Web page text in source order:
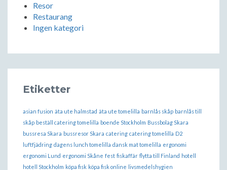
Resor
Restaurang
Ingen kategori
Etiketter
asian fusion äta ute halmstad äta ute tomelilla barnlås skåp barnlås till
skåp beställ catering tomelilla boende Stockholm Bussbolag Skara
bussresa Skara bussresor Skara catering catering tomelilla D2
luftfjädring dagens lunch tomelilla dansk mat tomelilla ergonomi
ergonomi Lund ergonomi Skåne fest fiskaffär flytta till Finland hotell
hotell Stockholm köpa fisk köpa fisk online livsmedelshygien